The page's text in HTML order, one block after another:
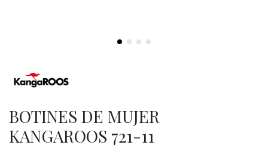
BOTINES DE MUJER
KANGAROOS 721-11